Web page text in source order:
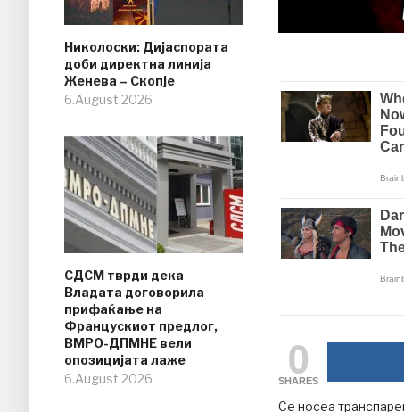
Николоски: Дијаспората
доби директна линија
Женева – Скопје
6.August.2026
СДСМ тврди дека
Владата договорила
прифаќање на
Францускиот предлог,
ВМРО-ДПМНЕ вели
опозицијата лаже
6.August.2026
0
SHARES
Се носеа